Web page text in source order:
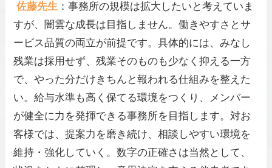
佐藤先生 ：事務所の規模は拡大したいと考えていま
すが、闇雲な成長は目指しません。働きやすさとサ
ービス品質の両立が前提です。具体的には、みなし
残業は採用せず、残業そのものも少なく抑える一方
で、やった分だけきちんと報われる仕組みを整えた
い。給与水準も高く保てる環境をつくり、メンバー
が健全に力を発揮できる事務所を目指します。対お
客様では、提案力を磨き続け、相談しやすい環境を
維持・強化していく。数字の正確さは当然として、